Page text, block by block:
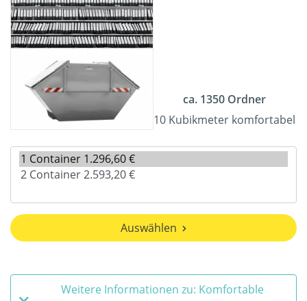
ca. 1350 Ordner
10 Kubikmeter komfortabel
Auswählen
Weitere Informationen zu: Komfortable